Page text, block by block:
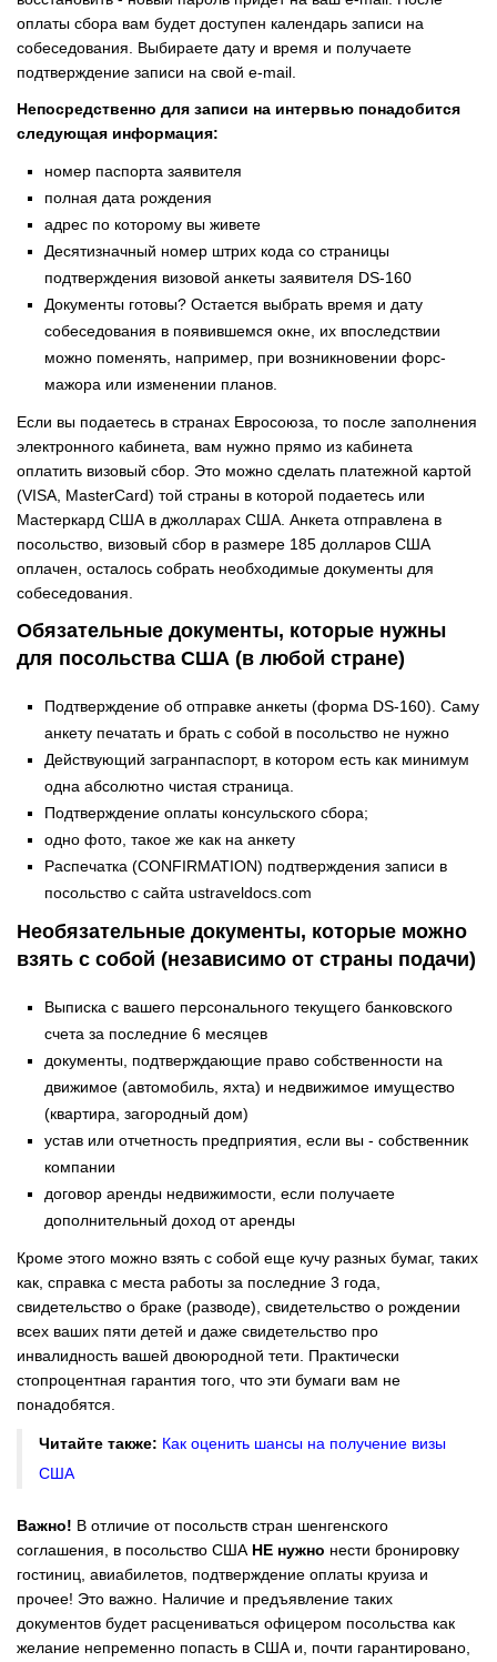
оплаты сбора вам будет доступен календарь записи на
собеседования. Выбираете дату и время и получаете
подтверждение записи на свой e-mail.
Непосредственно для записи на интервью понадобится
следующая информация:
номер паспорта заявителя
полная дата рождения
адрес по которому вы живете
Десятизначный номер штрих кода со страницы
подтверждения визовой анкеты заявителя DS-160
Документы готовы? Остается выбрать время и дату
собеседования в появившемся окне, их впоследствии
можно поменять, например, при возникновении форс-
мажора или изменении планов.
Если вы подаетесь в странах Евросоюза, то после заполнения
электронного кабинета, вам нужно прямо из кабинета
оплатить визовый сбор. Это можно сделать платежной картой
(VISA, MasterCard) той страны в которой подаетесь или
Мастеркард США в джолларах США. Анкета отправлена в
посольство, визовый сбор в размере 185 долларов США
оплачен, осталось собрать необходимые документы для
собеседования.
Обязательные документы, которые нужны
для посольства США (в любой стране)
Подтверждение об отправке анкеты (форма DS-160). Саму
анкету печатать и брать с собой в посольство не нужно
Действующий загранпаспорт, в котором есть как минимум
одна абсолютно чистая страница.
Подтверждение оплаты консульского сбора;
одно фото, такое же как на анкету
Распечатка (CONFIRMATION) подтверждения записи в
посольство с сайта ustraveldocs.com
Необязательные документы, которые можно
взять с собой (независимо от страны подачи)
Выписка с вашего персонального текущего банковского
счета за последние 6 месяцев
документы, подтверждающие право собственности на
движимое (автомобиль, яхта) и недвижимое имущество
(квартира, загородный дом)
устав или отчетность предприятия, если вы - собственник
компании
договор аренды недвижимости, если получаете
дополнительный доход от аренды
Кроме этого можно взять с собой еще кучу разных бумаг, таких
как, справка с места работы за последние 3 года,
свидетельство о браке (разводе), свидетельство о рождении
всех ваших пяти детей и даже свидетельство про
инвалидность вашей двоюродной тети. Практически
стопроцентная гарантия того, что эти бумаги вам не
понадобятся.
Читайте также: Как оценить шансы на получение визы
США
Важно! В отличие от посольств стран шенгенского
соглашения, в посольство США НЕ нужно нести бронировку
гостиниц, авиабилетов, подтверждение оплаты круиза и
прочее! Это важно. Наличие и предъявление таких
документов будет расцениваться офицером посольства как
желание непременно попасть в США и, почти гарантировано,